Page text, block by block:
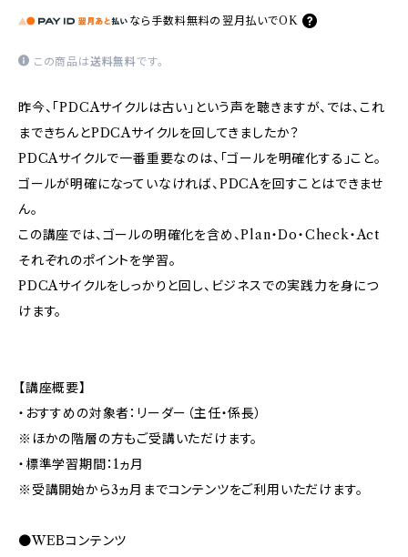
なら 手数料無料の 翌月払いでOK
この商品は送料無料です。
昨今、「PDCAサイクルは古い」という声を聴きますが、では、これ
まできちんとPDCAサイクルを回してきましたか？
PDCAサイクルで一番重要なのは、「ゴールを明確化する」こと。
ゴールが明確になっていなければ、PDCAを回すことはできませ
ん。
この講座では、ゴールの明確化を含め、Plan・Do・Check・Act
それぞれのポイントを学習。
PDCAサイクルをしっかりと回し、ビジネスでの実践力を身につ
けます。
【講座概要】
・おすすめの対象者：リーダー（主任・係長）
※ほかの階層の方もご受講いただけます。
・標準学習期間：1ヵ月
※受講開始から3ヵ月までコンテンツをご利用いただけます。
●WEBコンテンツ